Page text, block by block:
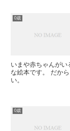
0歳
いまや赤ちゃんが
な絵本です。 だからこそ、まだ知らない方にはぜひ知ってもらいた
い。
0歳